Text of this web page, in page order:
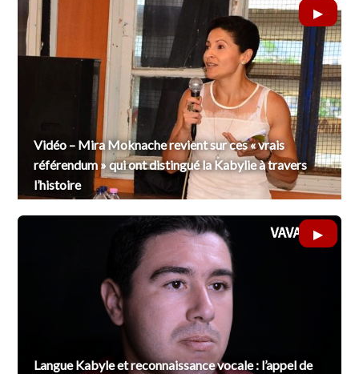
Vidéo – Mira Moknache revient sur ces « vrais
référendum » qui ont distingué la Kabylie à travers
l’histoire
Langue Kabyle et reconnaissance vocale : l’appel de